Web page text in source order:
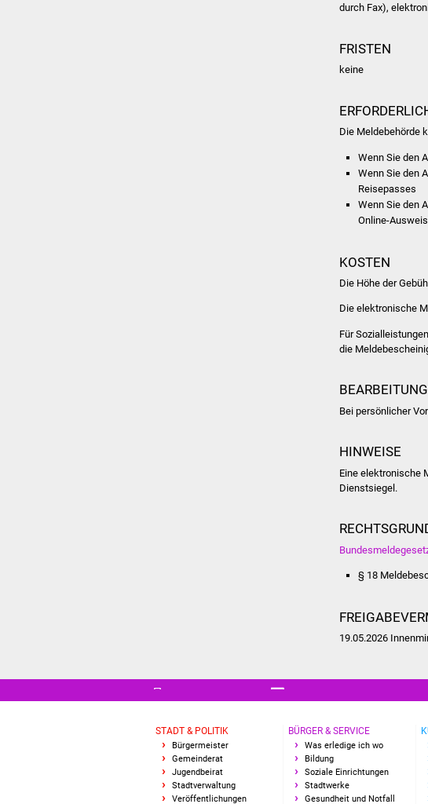
durch Fax),
FRISTEN
keine
Die Meldebehörde
Wenn Sie den
Wenn Sie den
Reisepasses
Wenn Sie den
Online-
KOSTEN
Die Höhe der
Die elektronische
Für
die
Bei persönlicher
HINWEISE
Eine elektronische
Dienstsiegel.
§ 18
19.05.2026
STADT & POLITIK
Bürgermeister
Gemeinderat
Jugendbeirat
Stadtverwaltung
Veröffentlichungen
BÜRGER & SERVICE
Was erledige ich wo
Bildung
Soziale Einrichtungen
Stadtwerke
Gesundheit und Notfall